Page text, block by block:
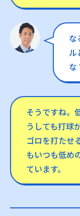
な
ル
な
そうですね。
うしても打球
ゴロを打たせ
もいつも低め
ています。